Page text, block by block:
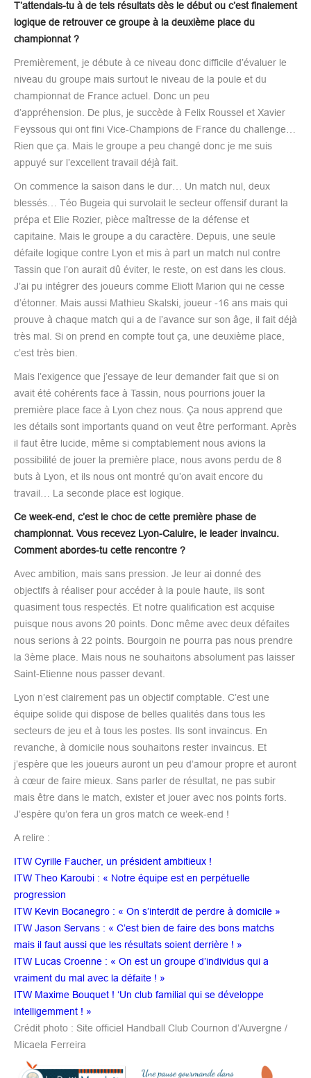
T’attendais-tu à de tels résultats dès le début ou c’est finalement
logique de retrouver ce groupe à la deuxième place du
championnat ?
Premièrement, je débute à ce niveau donc difficile d’évaluer le
niveau du groupe mais surtout le niveau de la poule et du
championnat de France actuel. Donc un peu
d’appréhension. De plus, je succède à Felix Roussel et Xavier
Feyssous qui ont fini Vice-Champions de France du challenge…
Rien que ça. Mais le groupe a peu changé donc je me suis
appuyé sur l’excellent travail déjà fait.
On commence la saison dans le dur… Un match nul, deux
blessés… Téo Bugeia qui survolait le secteur offensif durant la
prépa et Elie Rozier, pièce maîtresse de la défense et
capitaine. Mais le groupe a du caractère. Depuis, une seule
défaite logique contre Lyon et mis à part un match nul contre
Tassin que l’on aurait dû éviter, le reste, on est dans les clous.
J’ai pu intégrer des joueurs comme Eliott Marion qui ne cesse
d’étonner. Mais aussi Mathieu Skalski, joueur -16 ans mais qui
prouve à chaque match qui a de l’avance sur son âge, il fait déjà
très mal. Si on prend en compte tout ça, une deuxième place,
c’est très bien.
Mais l’exigence que j’essaye de leur demander fait que si on
avait été cohérents face à Tassin, nous pourrions jouer la
première place face à Lyon chez nous. Ça nous apprend que
les détails sont importants quand on veut être performant. Après
il faut être lucide, même si comptablement nous avions la
possibilité de jouer la première place, nous avons perdu de 8
buts à Lyon, et ils nous ont montré qu’on avait encore du
travail… La seconde place est logique.
Ce week-end, c’est le choc de cette première phase de
championnat. Vous recevez Lyon-Caluire, le leader invaincu.
Comment abordes-tu cette rencontre ?
Avec ambition, mais sans pression. Je leur ai donné des
objectifs à réaliser pour accéder à la poule haute, ils sont
quasiment tous respectés. Et notre qualification est acquise
puisque nous avons 20 points. Donc même avec deux défaites
nous serions à 22 points. Bourgoin ne pourra pas nous prendre
la 3ème place. Mais nous ne souhaitons absolument pas laisser
Saint-Etienne nous passer devant.
Lyon n’est clairement pas un objectif comptable. C’est une
équipe solide qui dispose de belles qualités dans tous les
secteurs de jeu et à tous les postes. Ils sont invaincus. En
revanche, à domicile nous souhaitons rester invaincus. Et
j’espère que les joueurs auront un peu d’amour propre et auront
à cœur de faire mieux. Sans parler de résultat, ne pas subir
mais être dans le match, exister et jouer avec nos points forts.
J’espère qu’on fera un gros match ce week-end !
A relire :
ITW Cyrille Faucher, un président ambitieux !
ITW Theo Karoubi : « Notre équipe est en perpétuelle
progression
ITW Kevin Bocanegro : « On s’interdit de perdre à domicile »
ITW Jason Servans : « C’est bien de faire des bons matchs
mais il faut aussi que les résultats soient derrière ! »
ITW Lucas Croenne : « On est un groupe d’individus qui a
vraiment du mal avec la défaite ! »
ITW Maxime Bouquet ! ‘Un club familial qui se développe
intelligemment ! »
Crédit photo : Site officiel Handball Club Cournon d’Auvergne /
Micaela Ferreira